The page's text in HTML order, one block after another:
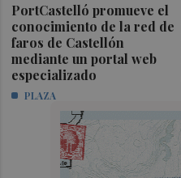
PortCastelló promueve el
conocimiento de la red de
faros de Castellón
mediante un portal web
especializado
PLAZA